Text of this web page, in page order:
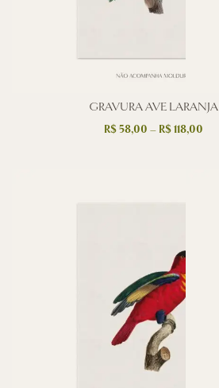
GRAVURA AVE LARANJA
R$58,00 – R$118,00